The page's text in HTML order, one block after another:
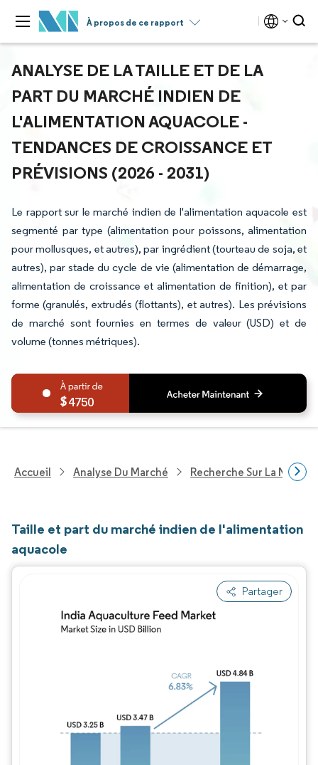
À propos de ce rapport
ANALYSE DE LA TAILLE ET DE LA
PART DU MARCHÉ INDIEN DE
L'ALIMENTATION AQUACOLE -
TENDANCES DE CROISSANCE ET
PRÉVISIONS (2026 - 2031)
Le rapport sur le marché indien de l'alimentation aquacole est
segmenté par type (alimentation pour poissons, alimentation
pour mollusques, et autres), par ingrédient (tourteau de soja, et
autres), par stade du cycle de vie (alimentation de démarrage,
alimentation de croissance et alimentation de finition), et par
forme (granulés, extrudés (flottants), et autres). Les prévisions
de marché sont fournies en termes de valeur (USD) et de
volume (tonnes métriques).
4750
Accueil Analyse Du Marché Recherche Sur La
Taille et part du marché indien de l'alimentation
aquacole
Partager